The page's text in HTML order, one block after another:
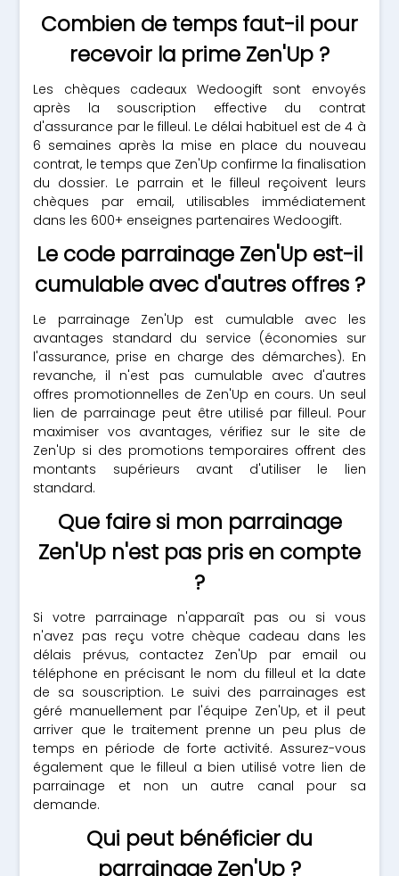
Combien de temps faut-il pour
recevoir la prime Zen'Up ?
Les chèques cadeaux Wedoogift sont envoyés
après la souscription effective du contrat
d'assurance par le filleul. Le délai habituel est de 4 à
6 semaines après la mise en place du nouveau
contrat, le temps que Zen'Up confirme la finalisation
du dossier. Le parrain et le filleul reçoivent leurs
chèques par email, utilisables immédiatement
dans les 600+ enseignes partenaires Wedoogift.
Le code parrainage Zen'Up est-il
cumulable avec d'autres offres ?
Le parrainage Zen'Up est cumulable avec les
avantages standard du service (économies sur
l'assurance, prise en charge des démarches). En
revanche, il n'est pas cumulable avec d'autres
offres promotionnelles de Zen'Up en cours. Un seul
lien de parrainage peut être utilisé par filleul. Pour
maximiser vos avantages, vérifiez sur le site de
Zen'Up si des promotions temporaires offrent des
montants supérieurs avant d'utiliser le lien
standard.
Que faire si mon parrainage
Zen'Up n'est pas pris en compte
?
Si votre parrainage n'apparaît pas ou si vous
n'avez pas reçu votre chèque cadeau dans les
délais prévus, contactez Zen'Up par email ou
téléphone en précisant le nom du filleul et la date
de sa souscription. Le suivi des parrainages est
géré manuellement par l'équipe Zen'Up, et il peut
arriver que le traitement prenne un peu plus de
temps en période de forte activité. Assurez-vous
également que le filleul a bien utilisé votre lien de
parrainage et non un autre canal pour sa
demande.
Qui peut bénéficier du
parrainage Zen'Up ?